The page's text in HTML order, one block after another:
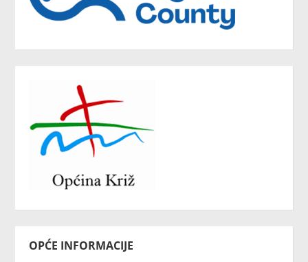
OPĆE INFORMACIJE